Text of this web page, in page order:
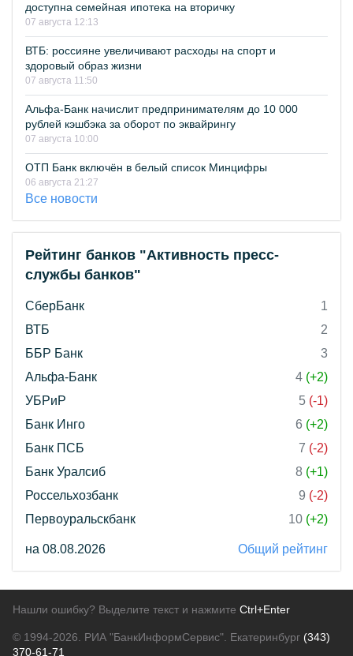
доступна семейная ипотека на вторичку
07 августа 12:13
ВТБ: россияне увеличивают расходы на спорт и
здоровый образ жизни
07 августа 11:50
Альфа-Банк начислит предпринимателям до 10 000
рублей кэшбэка за оборот по эквайрингу
07 августа 10:00
ОТП Банк включён в белый список Минцифры
06 августа 21:27
Все новости
Рейтинг банков "Активность пресс-
службы банков"
СберБанк
1
ВТБ
2
ББР Банк
3
Альфа-Банк
4 (+2)
УБРиР
5 (-1)
Банк Инго
6 (+2)
Банк ПСБ
7 (-2)
Банк Уралсиб
8 (+1)
Россельхозбанк
9 (-2)
Первоуральскбанк
10 (+2)
на 08.08.2026 Общий рейтинг
Нашли ошибку? Выделите текст и нажмите Ctrl+Enter
© 1994-2026. РИА "БанкИнформСервис". Екатеринбург (343)
370-61-71